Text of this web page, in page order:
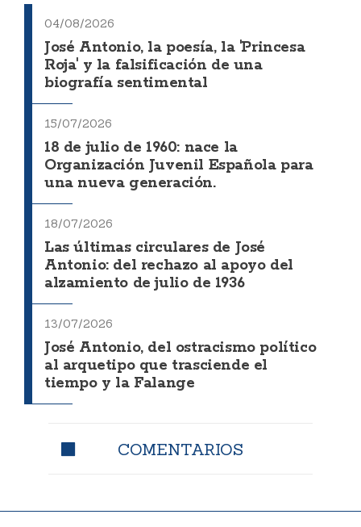
04/08/2026
José Antonio, la poesía, la 'Princesa
Roja' y la falsificación de una
biografía sentimental
15/07/2026
18 de julio de 1960: nace la
Organización Juvenil Española para
una nueva generación.
18/07/2026
Las últimas circulares de José
Antonio: del rechazo al apoyo del
alzamiento de julio de 1936
13/07/2026
José Antonio, del ostracismo político
al arquetipo que trasciende el
tiempo y la Falange
COMENTARIOS